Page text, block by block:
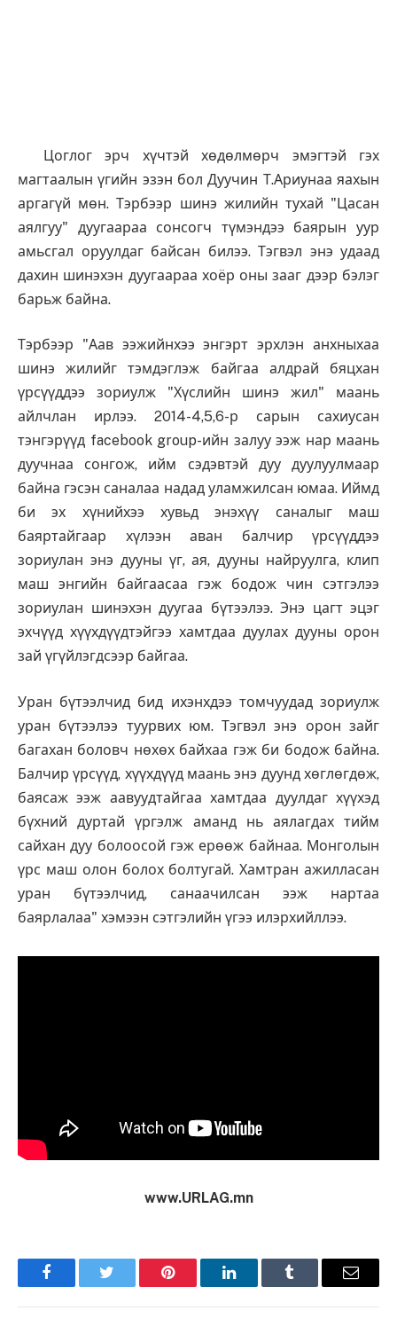
Цоглог эрч хүчтэй хөдөлмөрч эмэгтэй гэх
магтаалын үгийн эзэн бол Дуучин Т.Ариунаа яахын
аргагүй мөн. Тэрбээр шинэ жилийн тухай "Цасан
аялгуу" дуугаараа сонсогч түмэндээ баярын уур
амьсгал оруулдаг байсан билээ. Тэгвэл энэ удаад
дахин шинэхэн дуугаараа хоёр оны зааг дээр бэлэг
барьж байна.
Тэрбээр "Аав ээжийнхээ энгэрт эрхлэн анхныхаа
шинэ жилийг тэмдэглэж байгаа алдрай бяцхан
үрсүүддээ зориулж "Хүслийн шинэ жил" маань
айлчлан ирлээ. 2014-4,5,6-р сарын сахиусан
тэнгэрүүд facebook group-ийн залуу ээж нар маань
дуучнаа сонгож, ийм сэдэвтэй дуу дуулуулмаар
байна гэсэн саналаа надад уламжилсан юмаа. Иймд
би эх хүнийхээ хувьд энэхүү саналыг маш
баяртайгаар хүлээн аван балчир үрсүүддээ
зориулан энэ дууны үг, ая, дууны найруулга, клип
маш энгийн байгаасаа гэж бодож чин сэтгэлээ
зориулан шинэхэн дуугаа бүтээлээ. Энэ цагт эцэг
эхчүүд хүүхдүүдтэйгээ хамтдаа дуулах дууны орон
зай үгүйлэгдсээр байгаа.
Уран бүтээлчид бид ихэнхдээ томчуудад зориулж
уран бүтээлээ туурвих юм. Тэгвэл энэ орон зайг
багахан боловч нөхөх байхаа гэж би бодож байна.
Балчир үрсүүд, хүүхдүүд маань энэ дуунд хөглөгдөж,
баясаж ээж аавуудтайгаа хамтдаа дуулдаг хүүхэд
бүхний дуртай үргэлж аманд нь аялагдах тийм
сайхан дуу болоосой гэж ерөөж байнаа. Монголын
үрс маш олон болох болтугай. Хамтран ажилласан
уран бүтээлчид, санаачилсан ээж нартаа
баярлалаа" хэмээн сэтгэлийн үгээ илэрхийллээ.
www.URLAG.mn
FacebookTwitter Pinterest LinkedInTumblr Имэйл